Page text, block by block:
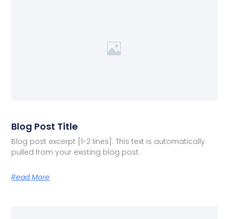
Blog Post Title
Blog post excerpt [1-2 lines]. This text is automatically
pulled from your existing blog post.
Read More